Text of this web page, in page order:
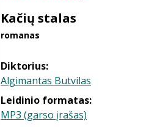
Kačių stalas
romanas
Diktorius:
Algimantas Butvilas
Leidinio formatas:
MP3 (garso įrašas)